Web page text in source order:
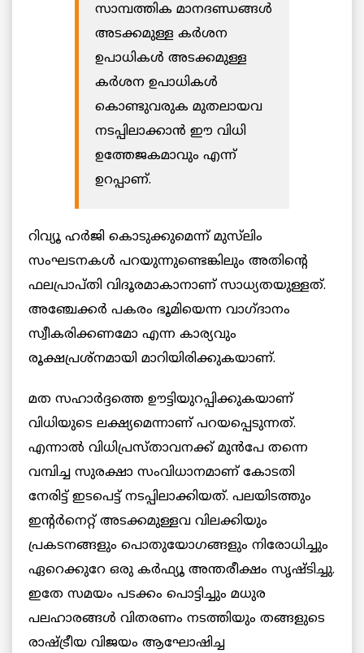
സാമ്പത്തിക മാനദണ്ഡങ്ങൾ
അടക്കമുള്ള കർശന
ഉപാധികൾ അടക്കമുള്ള
കർശന ഉപാധികൾ
കൊണ്ടുവരുക മുതലായവ
നടപ്പിലാക്കാൻ ഈ വിധി
ഉത്തേജകമാവും എന്ന്
ഉറപ്പാണ്.
റിവ്യൂ ഹർജി കൊടുക്കുമെന്ന് മുസ്‌ലിം
സംഘടനകൾ പറയുന്നുണ്ടെങ്കിലും അതിന്റെ
ഫലപ്രാപ്തി വിദൂരമാകാനാണ് സാധ്യതയുള്ളത്.
അഞ്ചേക്കർ പകരം ഭൂമിയെന്ന വാഗ്ദാനം
സ്വീകരിക്കണമോ എന്ന കാര്യവും
രൂക്ഷപ്രശ്‌നമായി മാറിയിരിക്കുകയാണ്.
മത സഹാർദ്ദത്തെ ഊട്ടിയുറപ്പിക്കുകയാണ്
വിധിയുടെ ലക്ഷ്യമെന്നാണ് പറയപ്പെടുന്നത്.
എന്നാൽ വിധിപ്രസ്താവനക്ക് മുൻപേ തന്നെ
വമ്പിച്ച സുരക്ഷാ സംവിധാനമാണ് കോടതി
നേരിട്ട് ഇടപെട്ട് നടപ്പിലാക്കിയത്. പലയിടത്തും
ഇന്റർനെറ്റ് അടക്കമുള്ളവ വിലക്കിയും
പ്രകടനങ്ങളും പൊതുയോഗങ്ങളും നിരോധിച്ചും
ഏറെക്കുറേ ഒരു കർഫ്യൂ അന്തരീക്ഷം സൃഷ്ടിച്ചു.
ഇതേ സമയം പടക്കം പൊട്ടിച്ചും മധുര
പലഹാരങ്ങൾ വിതരണം നടത്തിയും തങ്ങളുടെ
രാഷ്ട്രീയ വിജയം ആഘോഷിച്ച